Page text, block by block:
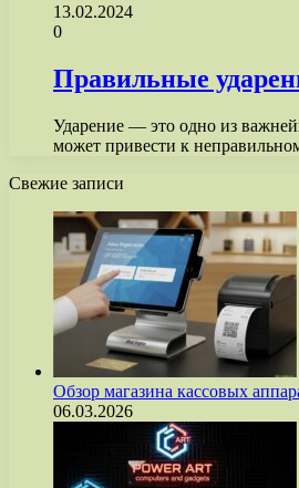
13.02.2024
0
Правильные
Ударение — это одно из
может привести к
Свежие записи
Обзор магазина кассовых
06.03.2026